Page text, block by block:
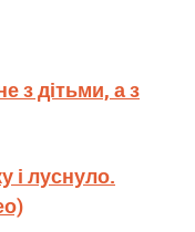
з дітьми, а з
і луснуло.